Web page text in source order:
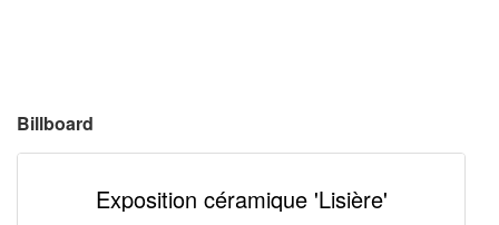
Billboard
Exposition céramique 'Lisière'